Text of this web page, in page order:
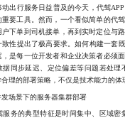
行服务日益普及的今天，代驾APP
重要工具。然而，一个看似简单的代
户下单到司机接单，再到实时定位与
致性提出了极高要求。如何构建一套
，是每一位开发者和企业决策者必须
据同步延迟、定位偏差等问题若处
合理的部署策略，不仅是技术能力的
景下的服务器集群部署
的典型特征是时间集中、区域密